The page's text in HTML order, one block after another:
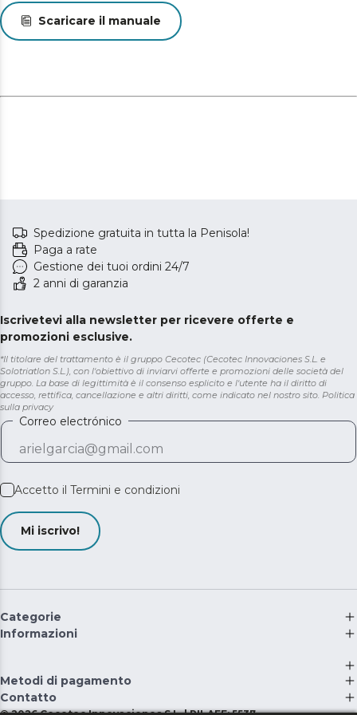
Scaricare il manuale
Spedizione gratuita in tutta la Penisola!
Paga a rate
Gestione dei tuoi ordini 24/7
2 anni di garanzia
Iscrivetevi alla newsletter per ricevere offerte e
promozioni esclusive.
*Il titolare del trattamento è il gruppo Cecotec (Cecotec Innovaciones S.L. e
Solotriatlon S.L.), con l'obiettivo di inviarvi offerte e promozioni delle società del
gruppo. La base di legittimità è il consenso esplicito e l'utente ha il diritto di
accesso, rettifica, cancellazione e altri diritti, come indicato nel nostro sito. Politica
sulla privacy
Correo electrónico
Accetto il Termini e condizioni
Mi iscrivo!
Categorie
Informazioni
Metodi di pagamento
Contatto